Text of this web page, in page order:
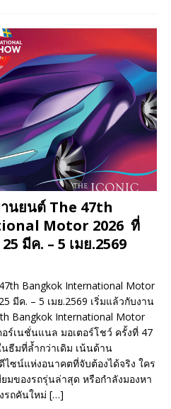
นยนต์ The 47th
Motor 2026 ที่
มีค. – 5 เมย.2569
Bangkok International Motor
มีค. – 5 เมย.2569 เริ่มแล้วกับงาน
Bangkok International Motor
ร์เนชั่นแนล มอเตอร์โชว์ ครั้งที่ 47
ธีมที่ล้ำกว่าเดิม เน้นด้าน
ซน์แห่งอนาคตที่จับต้องได้จริง ใคร
มของรถรุ่นล่าสุด หรือกำลังมองหา
รถคันใหม่ […]